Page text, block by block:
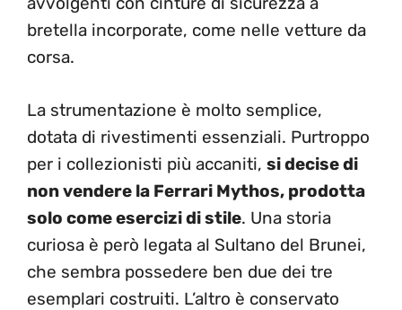
bretella incorporate, come nelle vetture da
corsa.
La strumentazione è molto semplice,
dotata di rivestimenti essenziali. Purtroppo
per i collezionisti più accaniti, si decise di
non vendere la Ferrari Mythos, prodotta
solo come esercizi di stile. Una storia
curiosa è però legata al Sultano del Brunei,
che sembra possedere ben due dei tre
esemplari costruiti. L’altro è conservato